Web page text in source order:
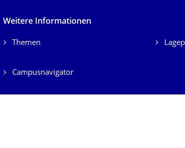
Weitere Informationen
Themen
Campusnavigator